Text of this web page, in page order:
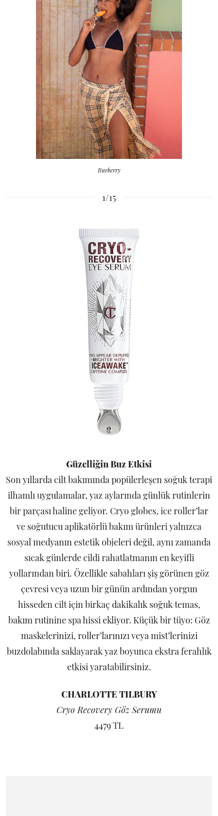
Burberry
1/15
Güzelliğin Buz Etkisi
Son yıllarda cilt bakımında popülerleşen soğuk terapi
ilhamlı uygulamalar, yaz aylarında günlük rutinlerin
bir parçası haline geliyor. Cryo globes, ice roller’lar
ve soğutucu aplikatörlü bakım ürünleri yalnızca
sosyal medyanın estetik objeleri değil, aynı zamanda
sıcak günlerde cildi rahatlatmanın en keyifli
yollarından biri. Özellikle sabahları şiş görünen göz
çevresi veya uzun bir günün ardından yorgun
hisseden cilt için birkaç dakikalık soğuk temas,
bakım rutinine spa hissi ekliyor. Küçük bir tüyo: Göz
maskelerinizi, roller’larınızı veya mist’lerinizi
buzdolabında saklayarak yaz boyunca ekstra ferahlık
etkisi yaratabilirsiniz.
CHARLOTTE TILBURY
Cryo Recovery Göz Serumu
4479 TL